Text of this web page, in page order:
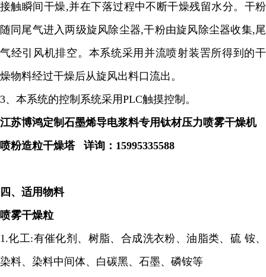
接触瞬间干燥,并在下落过程中不断干燥残留水分。干粉
随同尾气进入两级旋风除尘器,干粉由旋风除尘器收集,尾
气经引风机排空。本系统采用并流喷射装罟所得到的干
燥物料经过干燥后从旋风出料口流出。
3、本系统的控制系统采用PLC触摸控制。
江苏博鸿定制石墨烯导电浆料专用钛材压力喷雾干燥机
喷粉造粒干燥塔
详询： 15995335588
四、适用物料
喷雾干燥粒
1.化工:有催化剂、树脂、合成洗衣粉、油脂类、硫 铵、
染料、染料中间体、白碳黑、石墨、磷铵等